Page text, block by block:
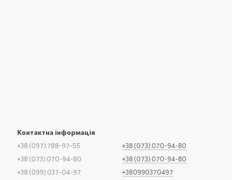
Контактна інформація
+38 (097) 788-97-55
+38 (073) 070-94-80
+38 (099) 037-04-97
+38 (073) 070-94-80
+38 (073) 070-94-80
+380990370497